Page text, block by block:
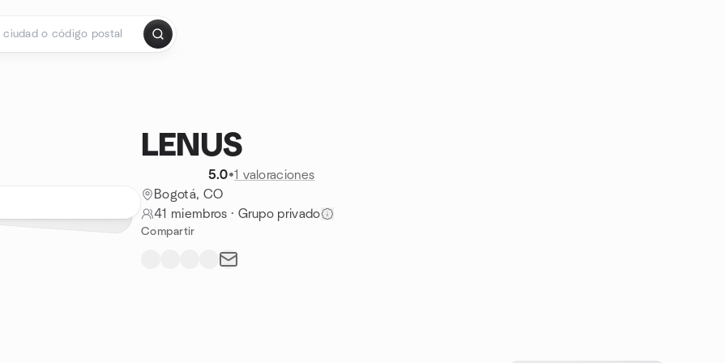
LENUS
5.0•1 valoraciones
Bogotá, CO
41 miembros · Grupo privado
Compartir